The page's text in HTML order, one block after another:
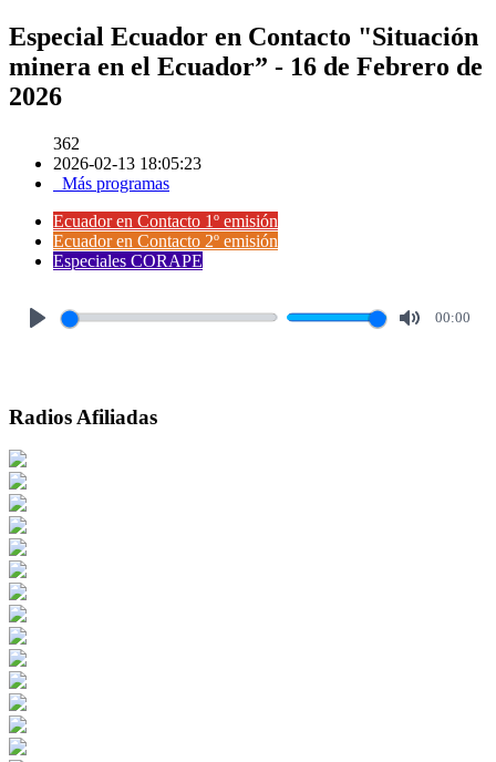
Especial Ecuador en Contacto "Situación
minera en el Ecuador” - 16 de Febrero de
2026
362
2026-02-13 18:05:23
Más programas
Ecuador en Contacto 1º emisión
Ecuador en Contacto 2º emisión
Especiales CORAPE
00:00
Radios Afiliadas